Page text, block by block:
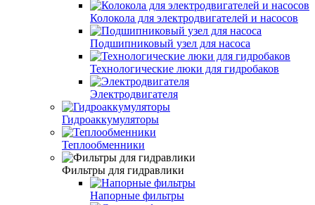
Колокола для электродвигателей и насосов
Подшипниковый узел для насоса
Технологические люки для гидробаков
Электродвигателя
Гидроаккумуляторы
Теплообменники
Фильтры для гидравлики
Напорные фильтры